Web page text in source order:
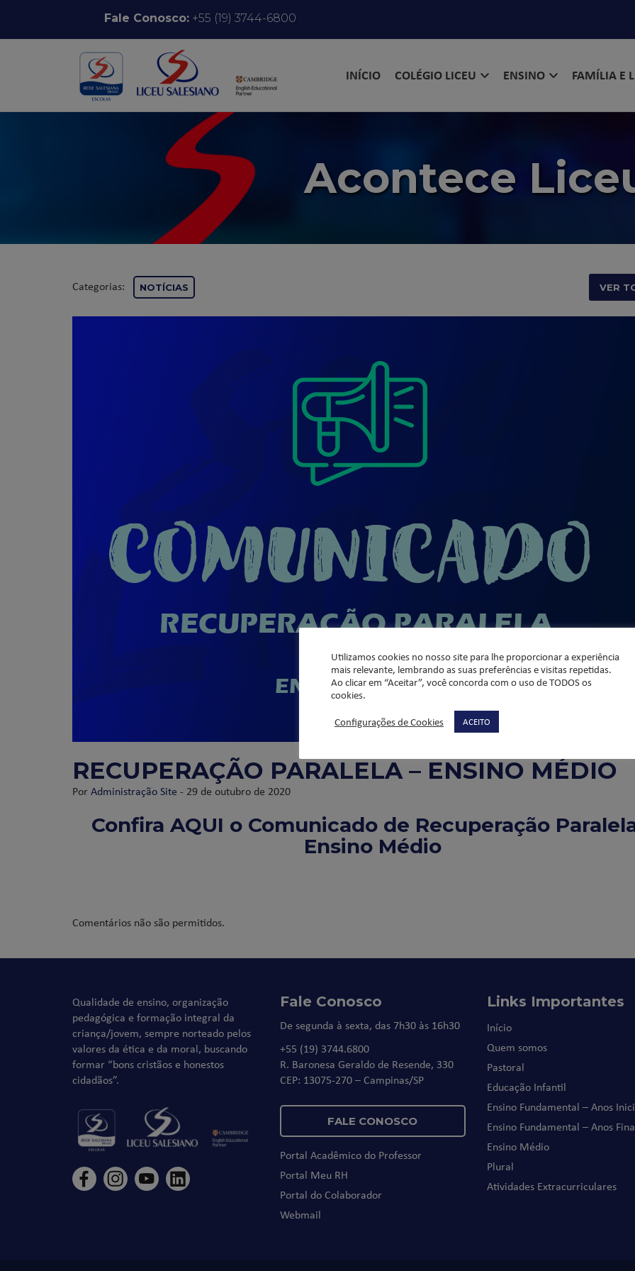
Pular para o conteúdoFale Conosco:+55 (19) 3744-6800
INÍCIO COLÉGIO LICEU ENSINO FAMÍLIA E
Acontece
Categorias: NOTÍCIAS VER
RECUPERAÇÃO PARALELA – ENSINO MÉDIO
PorAdministração Site - 29 de outubro de 2020
ConfiraAQUI o Comunicado de Recuperação
Ensino Médio
Comentários não são permitidos.
Qualidade de ensino, organização
pedagógica e formação integral da
criança/jovem, sempre norteado pelos
valores da ética e da moral, buscando
formar “bons cristãos e honestos
cidadãos”.
Fale Conosco
De segunda à sexta, das 7h30 às 16h30
+55 (19) 3744.6800
R. Baronesa Geraldo de Resende, 330
CEP: 13075-270 – Campinas/SP
FALE CONOSCO
Portal Acadêmico do Professor
Portal Meu RH
Portal do Colaborador
Webmail
Links Importantes
Início
Quem somos
Pastoral
Educação Infantil
Ensino Fundamental – Anos
Ensino Fundamental – Anos
Ensino Médio
Plural
Atividades Extracurriculares
Utilizamos cookies no nosso site para lhe proporcionar a experiência
mais relevante, lembrando as suas preferências e visitas repetidas.
Ao clicar em “Aceitar”, você concorda com o uso de TODOS os
cookies.
Configurações de Cookies
ACEITO